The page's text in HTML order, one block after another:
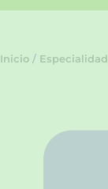
Inicio / Especialidad